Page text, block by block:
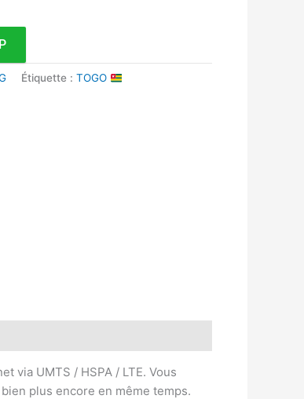
Étiquette :TOGO
via UMTS / HSPA / LTE. Vous
plus encore en même temps.